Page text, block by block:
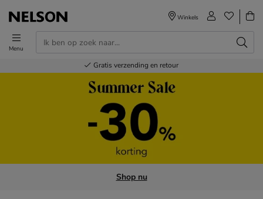
Menu
Winkels
Voor 23.00u besteld,volgende dag in huis
Gratis verzending en retour
Bestel nu,betaal later
100+Nelson winkels
Shop nu